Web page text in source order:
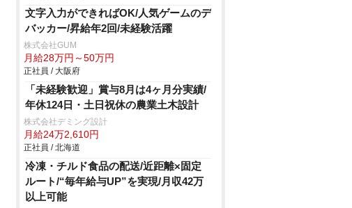
文字入力ができればOK/人気ゲームのデ
バッカー/昇給年2回/未経験活躍
株式会社GUM
月給28万円～50万円
正社員 / 大阪府
「未経験歓迎」賞与8月は4ヶ月分実績/
年休124日・土日祝休の農業土木設計
株式会社デミング設計
月給24万2,610円
正社員 / 北海道
冷凍・チルド食品の配送/近距離×固定
ルート/“毎年給与UP”を実現/月収42万
以上可能